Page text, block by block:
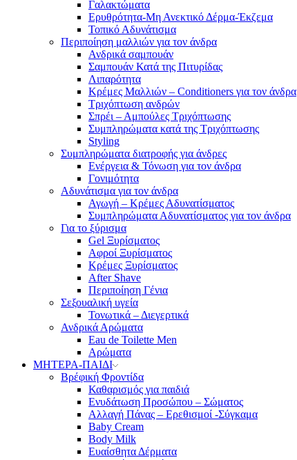
Γαλακτώματα
Ερυθρότητα-Μη Ανεκτικό Δέρμα-Έκζεμα
Τοπικό Αδυνάτισμα
Περιποίηση μαλλιών για τον άνδρα
Ανδρικά σαμπουάν
Σαμπουάν Κατά της Πιτυρίδας
Λιπαρότητα
Κρέμες Μαλλιών – Conditioners για τον άνδρα
Τριχόπτωση ανδρών
Σπρέι – Αμπούλες Τριχόπτωσης
Συμπληρώματα κατά της Τριχόπτωσης
Styling
Συμπληρώματα διατροφής για άνδρες
Ενέργεια & Τόνωση για τον άνδρα
Γονιμότητα
Αδυνάτισμα για τον άνδρα
Αγωγή – Κρέμες Αδυνατίσματος
Συμπληρώματα Αδυνατίσματος για τον άνδρα
Για το ξύρισμα
Gel Ξυρίσματος
Αφροί Ξυρίσματος
Κρέμες Ξυρίσματος
After Shave
Περιποίηση Γένια
Σεξουαλική υγεία
Τονωτικά – Διεγερτικά
Ανδρικά Αρώματα
Eau de Toilette Men
Αρώματα
ΜΗΤΕΡΑ-ΠΑΙΔΙ
Βρέφική Φροντίδα
Καθαρισμός για παιδιά
Ενυδάτωση Προσώπου – Σώματος
Αλλαγή Πάνας – Ερεθισμοί -Σύγκαμα
Baby Cream
Body Milk
Ευαίσθητα Δέρματα